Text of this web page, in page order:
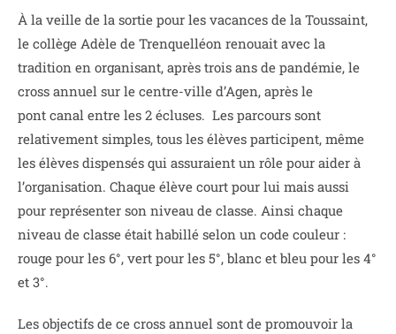
À la veille de la sortie pour les vacances de la Toussaint,
le collège Adèle de Trenquelléon renouait avec la
tradition en organisant, après trois ans de pandémie, le
cross annuel sur le centre-ville d’Agen, après le
pont canal entre les 2 écluses. Les parcours sont
relativement simples, tous les élèves participent, même
les élèves dispensés qui assuraient un rôle pour aider à
l’organisation. Chaque élève court pour lui mais aussi
pour représenter son niveau de classe. Ainsi chaque
niveau de classe était habillé selon un code couleur :
rouge pour les 6°, vert pour les 5°, blanc et bleu pour les 4°
et 3°.
Les objectifs de ce cross annuel sont de promouvoir la